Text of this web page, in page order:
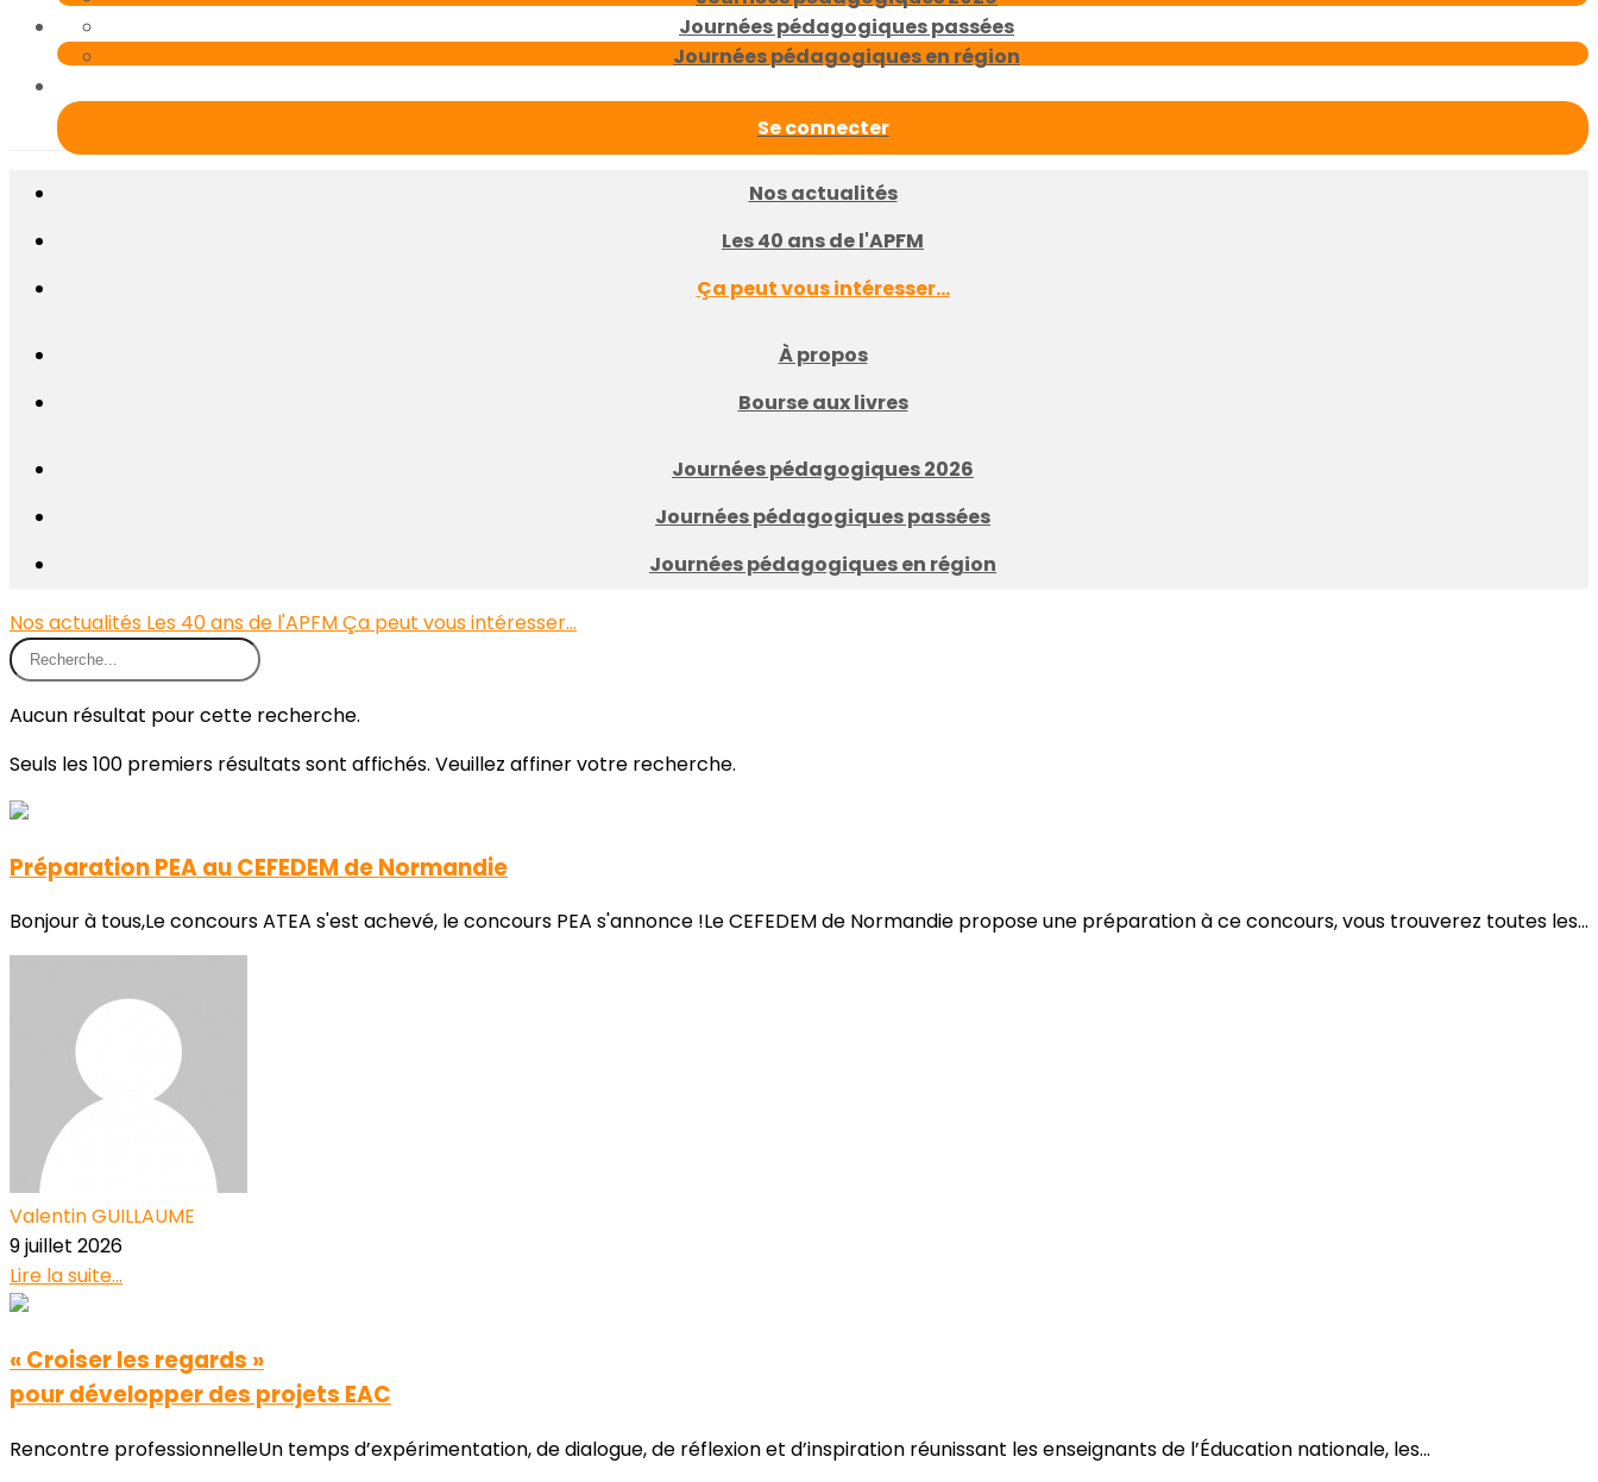
Journées pédagogiques passées
Journées pédagogiques en région
Se connecter
Nos actualités
Les 40 ans de l'APFM
Ça peut vous intéresser...
À propos
Bourse aux livres
Journées pédagogiques 2026
Journées pédagogiques passées
Journées pédagogiques en région
Nos actualités Les 40 ans de l'APFMÇa peut vous intéresser...
Aucun résultat pour cette recherche.
Seuls les 100 premiers résultats sont affichés. Veuillez affiner votre recherche.
Préparation PEA au CEFEDEM de Normandie
Bonjour à tous,Le concours ATEA s'est achevé, le concours PEA s'annonce !Le CEFEDEM de Normandie propose une préparation à ce concours, vous trouverez toutes les...
Valentin GUILLAUME
9 juillet 2026
Lire la suite...
« Croiser les regards »
pour développer des projets EAC
Rencontre professionnelleUn temps d’expérimentation, de dialogue, de réflexion et d’inspiration réunissant les enseignants de l’Éducation nationale, les...